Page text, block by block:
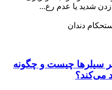
شدید یا عدم رع...
بر سیلرها چیست و چگونه
می‌کند؟